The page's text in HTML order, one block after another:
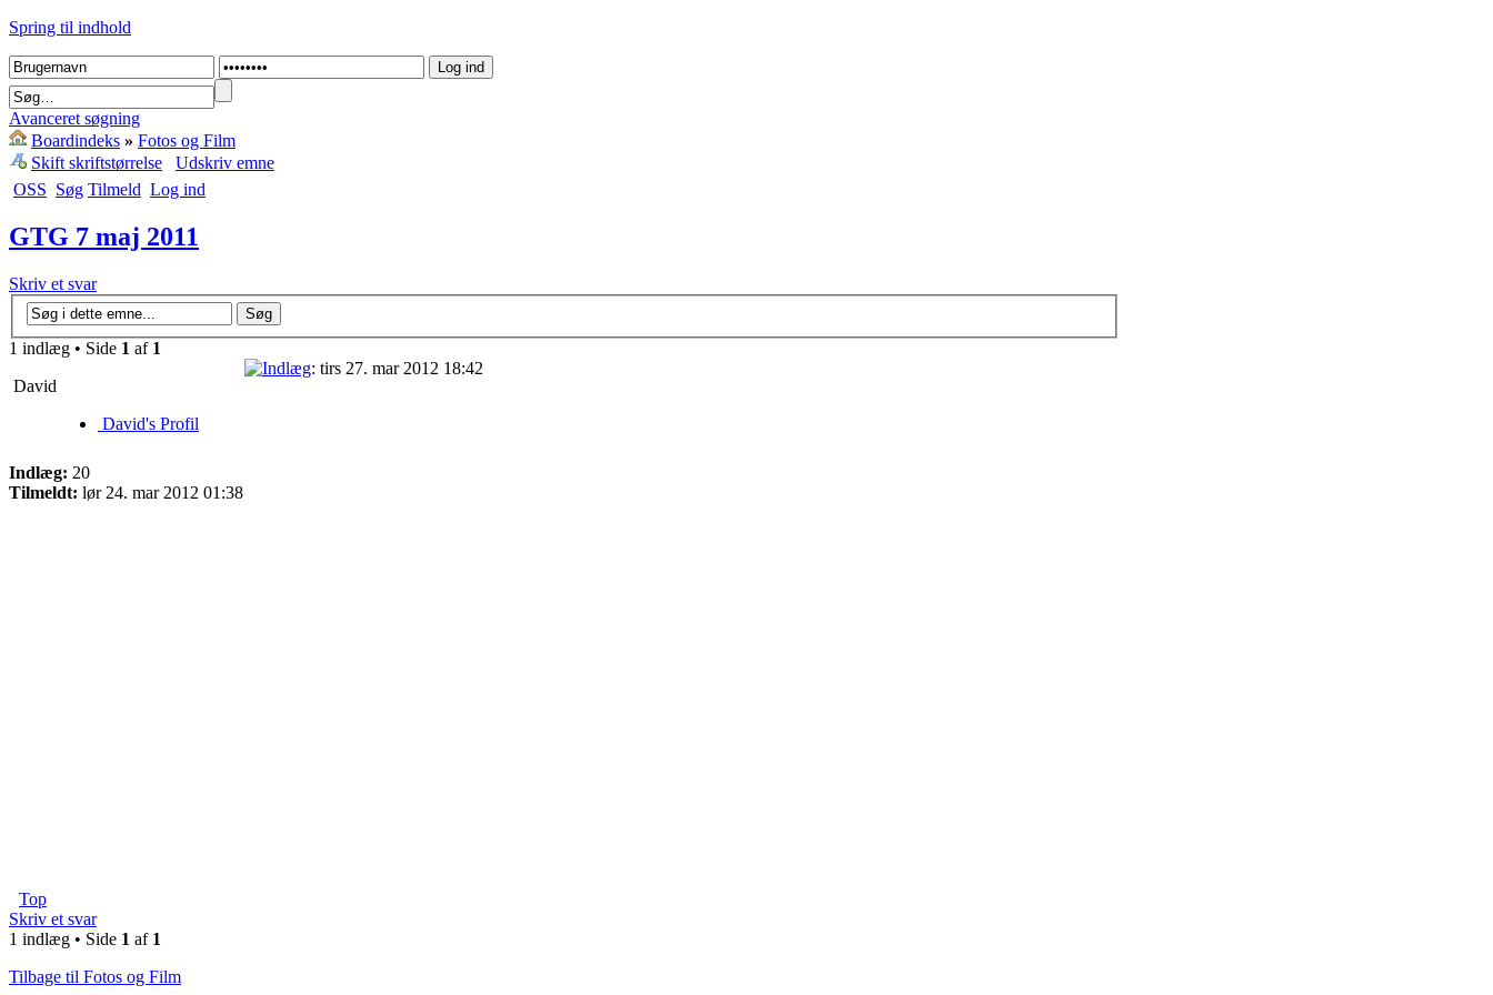
Spring til indhold
Avanceret søgning
Boardindeks » Fotos og Film
Skift skriftstørrelse
Udskriv emne
OSS Søg Tilmeld Log ind
GTG 7 maj 2011
Skriv et svar
1 indlæg • Side 1 af 1
David
David's Profil
Indlæg: 20
Tilmeldt: lør 24. mar 2012 01:38
: tirs 27. mar 2012 18:42
Top
Skriv et svar
1 indlæg • Side 1 af 1
Tilbage til Fotos og Film